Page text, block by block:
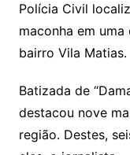
Polícia Civil
maconha em
bairro Vila Matias.
Batizada de
destacou nove
região. Destes,